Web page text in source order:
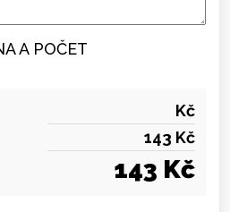
A POČET
Kč
143 Kč
143 Kč